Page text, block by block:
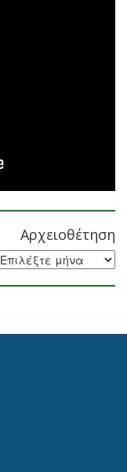
Αρχειοθέτηση
Αρχειοθέτηση